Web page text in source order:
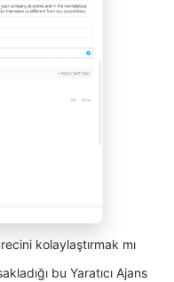
kolaylaştırmak mı
bu Yaratıcı Ajans